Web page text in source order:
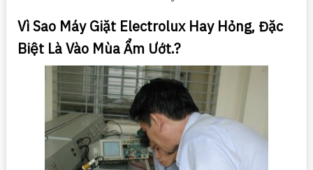
Vì Sao Máy Giặt Electrolux Hay Hỏng, Đặc
Biệt Là Vào Mùa Ẩm Ướt.?